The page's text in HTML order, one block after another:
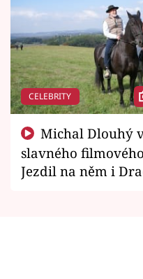
CELEBRITY
slavného
Jezdil na něm i